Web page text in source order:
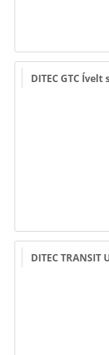
DITEC GTC
DITEC TRANSIT